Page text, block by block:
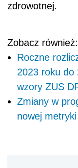
zdrowotnej.
Zobacz również:
Roczne
2023 roku do
wzory ZUS
Zmiany w
nowej